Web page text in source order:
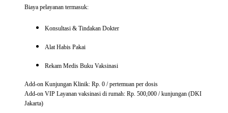
Biaya pelayanan termasuk:
Konsultasi & Tindakan Dokter
Alat Habis Pakai
Rekam Medis Buku Vaksinasi
Add-on Kunjungan Klinik: Rp. 0 / pertemuan per dosis
Add-on VIP Layanan vaksinasi di rumah: Rp. 500,000 / kunjungan (DKI
Jakarta)